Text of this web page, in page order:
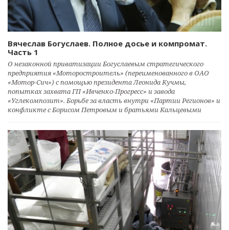
Вячеслав Богуслаев. Полное досье и компромат.
Часть 1
О незаконной приватизации Богуслаевым стратегического
предприятия «Моторостроитель» (переименованного в ОАО
«Мотор-Сич») с помощью президента Леонида Кучмы,
попытках захвата ГП «Ивченко-Прогресс» и завода
«Углекомпозит». Борьбе за власть внутри «Партии Регионов» и
конфликте с Борисом Петровым и братьями Кальцевыми